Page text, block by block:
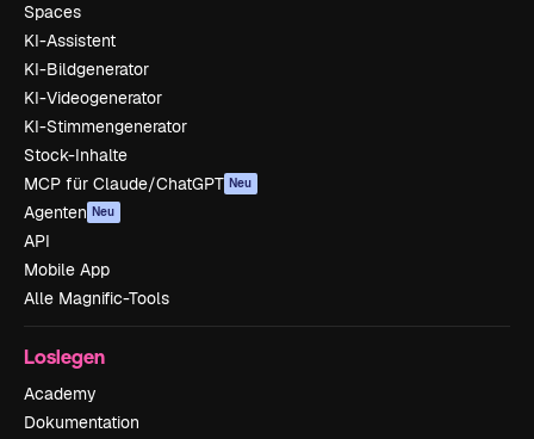
Spaces
KI-Assistent
KI-Bildgenerator
KI-Videogenerator
KI-Stimmengenerator
Stock-Inhalte
MCP für Claude/ChatGPT Neu
Agenten Neu
API
Mobile App
Alle Magnific-Tools
Loslegen
Academy
Dokumentation